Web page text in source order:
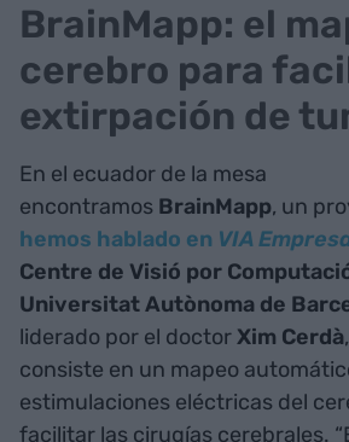
BrainMapp: el
cerebro para
extirpación de
En el ecuador de la mesa
encontramos BrainMapp, un
hemos hablado en VIA
Centre de Visió por
Universitat Autònoma de
liderado por el doctorXim Cerdà
consiste en un mapeo
estimulaciones eléctricas del
facilitar las cirugías cerebrales.